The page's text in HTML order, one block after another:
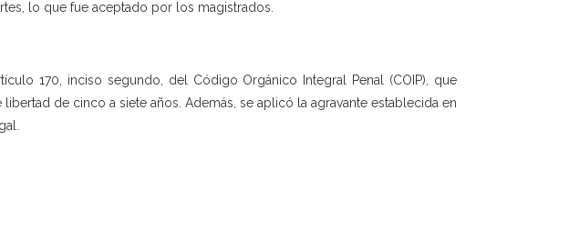
lo que fue aceptado por los magistrados.
170, inciso segundo, del Código Orgánico Integral Penal (COIP), que
de cinco a siete años. Además, se aplicó la agravante establecida en